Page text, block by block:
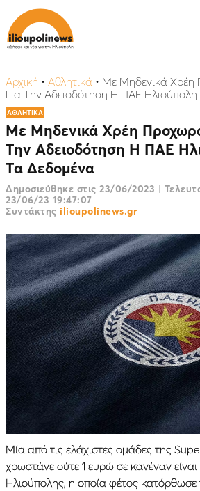
Αρχική • Αθλητικά • Με Μηδενικά Χρέη
Για Την Αδειοδότηση Η ΠΑΕ
ΑΘΛΗΤΙΚΑ
Με Μηδενικά Χρέη
Την Αδειοδότηση Η ΠΑΕ
Τα Δεδομένα
Δημοσιεύθηκε στις 23/06/2023 |
23/06/23 19:47:07
Συντάκτης ilioupolinews.gr
Μία από τις ελάχιστες ομάδες της
χρωστάνε ούτε 1 ευρώ σε κανέναν
Ηλιούπολης, η οποία φέτος